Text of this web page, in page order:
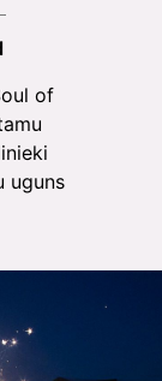
of
uguns